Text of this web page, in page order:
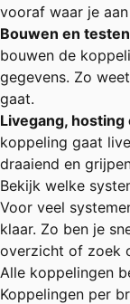
vooraf waar je
Bouwen en
bouwen de
gegevens. Zo
gaat.
Livegang,
koppeling gaat
draaiend en
Bekijk welke
Voor veel
klaar. Zo ben je
overzicht of zoek
Alle koppelingen
Koppelingen per